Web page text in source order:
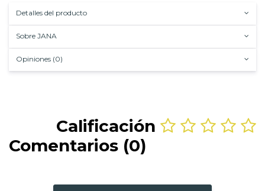
Detalles del producto
Sobre JANA
Opiniones (0)
Calificación
Comentarios (0)